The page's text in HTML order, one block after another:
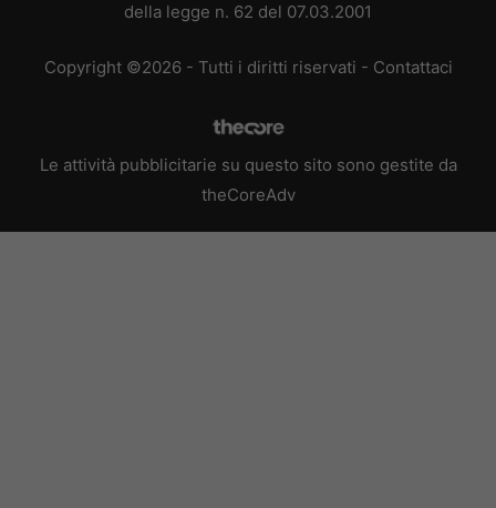
della legge n. 62 del 07.03.2001
Copyright ©2026 - Tutti i diritti riservati - Contattaci
Le attività pubblicitarie su questo sito sono gestite da
theCoreAdv